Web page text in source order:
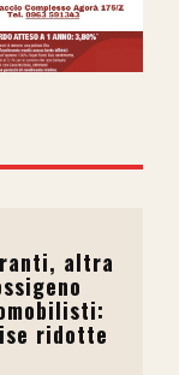
altra
ridotte